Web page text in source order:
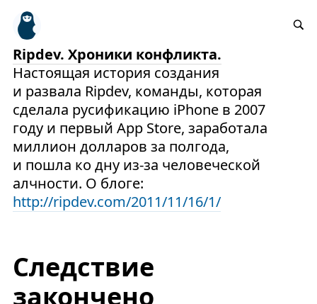
Ripdev. Хроники конфликта.
Настоящая история создания
и развала Ripdev, команды, которая
сделала русификацию iPhone в 2007
году и первый App Store, заработала
миллион долларов за полгода,
и пошла ко дну из-за человеческой
алчности. О блоге:
http://ripdev.com/2011/11/16/1/
Следствие
закончено